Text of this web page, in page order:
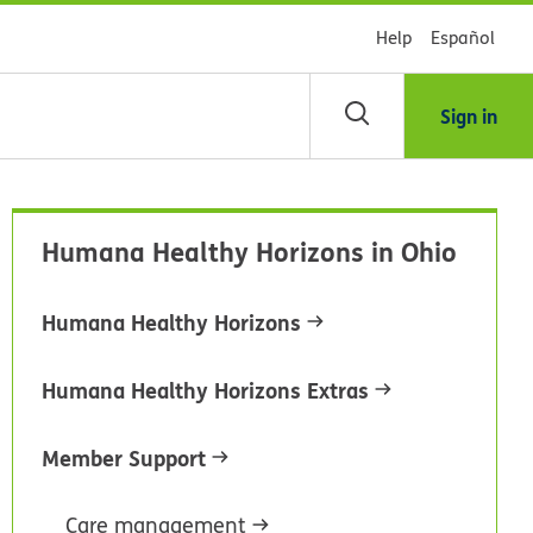
Help Español
Sign in
Humana Healthy Horizons in Ohio
Humana Healthy Horizons
Humana Healthy Horizons Extras
Member Support
Care management